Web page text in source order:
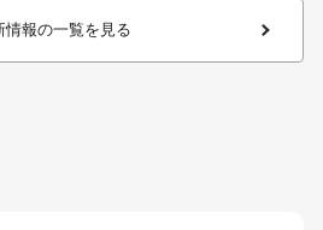
情報の一覧を見る